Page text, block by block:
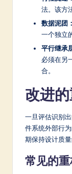
法。该方
数据泥团：
一个独立
平行继承
必须在另
合。
改进
一旦评估识别
件系统外部行
期保持设计质量
常见的